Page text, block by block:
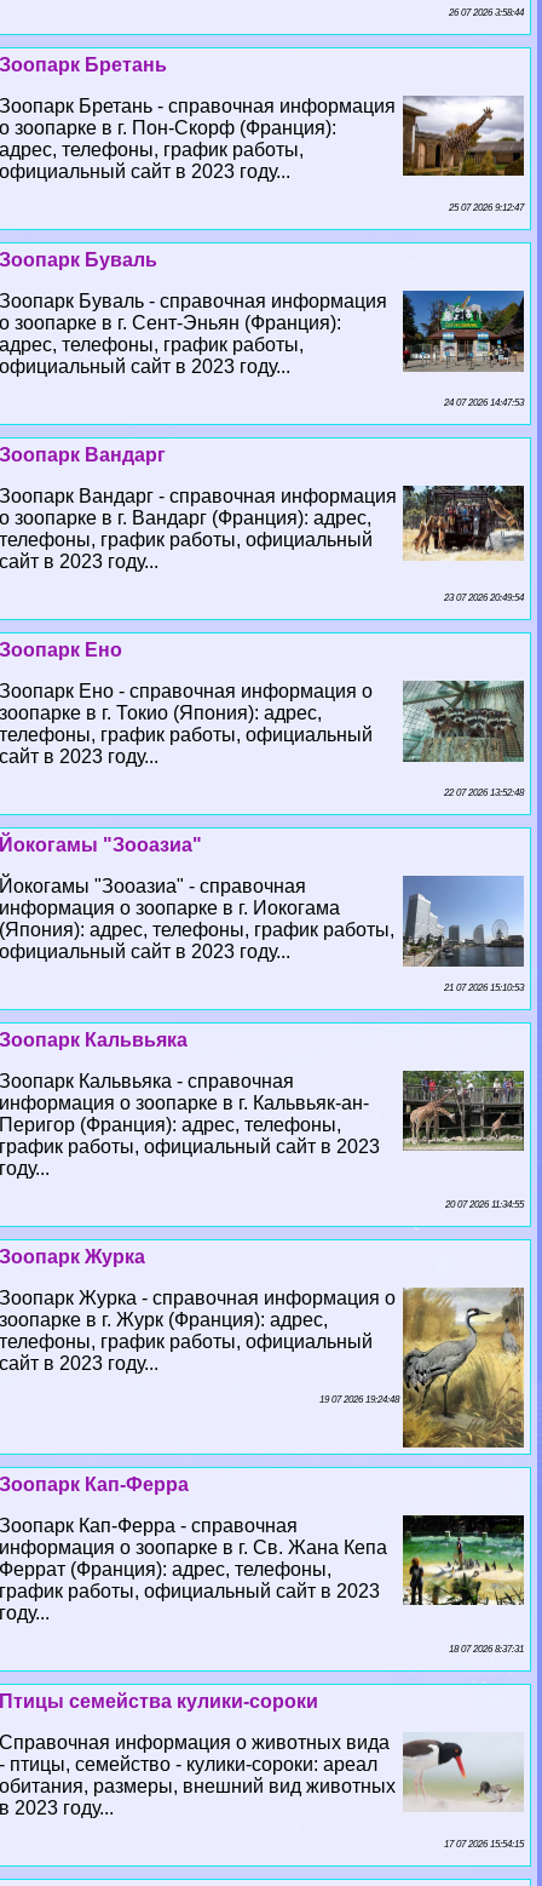
26 07 2026 3:58:44
Зоопарк Бретань
Зоопарк Бретань - справочная информация
о зоопарке в г. Пон-Скорф (Франция):
адрес, телефоны, график работы,
официальный сайт в 2023 году...
25 07 2026 9:12:47
Зоопарк Буваль
Зоопарк Буваль - справочная информация
о зоопарке в г. Сент-Эньян (Франция):
адрес, телефоны, график работы,
официальный сайт в 2023 году...
24 07 2026 14:47:53
Зоопарк Вандарг
Зоопарк Вандарг - справочная информация
о зоопарке в г. Вандарг (Франция): адрес,
телефоны, график работы, официальный
сайт в 2023 году...
23 07 2026 20:49:54
Зоопарк Ено
Зоопарк Ено - справочная информация о
зоопарке в г. Токио (Япония): адрес,
телефоны, график работы, официальный
сайт в 2023 году...
22 07 2026 13:52:48
Йокогамы "Зооазиа"
Йокогамы "Зооазиа" - справочная
информация о зоопарке в г. Иокогама
(Япония): адрес, телефоны, график работы,
официальный сайт в 2023 году...
21 07 2026 15:10:53
Зоопарк Кальвьяка
Зоопарк Кальвьяка - справочная
информация о зоопарке в г. Кальвьяк-ан-
Перигор (Франция): адрес, телефоны,
график работы, официальный сайт в 2023
году...
20 07 2026 11:34:55
Зоопарк Журка
Зоопарк Журка - справочная информация о
зоопарке в г. Журк (Франция): адрес,
телефоны, график работы, официальный
сайт в 2023 году...
19 07 2026 19:24:48
Зоопарк Кап-Ферра
Зоопарк Кап-Ферра - справочная
информация о зоопарке в г. Св. Жана Кепа
Феррат (Франция): адрес, телефоны,
график работы, официальный сайт в 2023
году...
18 07 2026 8:37:31
Птицы семейства кулики-сороки
Справочная информация о животных вида
- птицы, семейство - кулики-сороки: ареал
обитания, размеры, внешний вид животных
в 2023 году...
17 07 2026 15:54:15